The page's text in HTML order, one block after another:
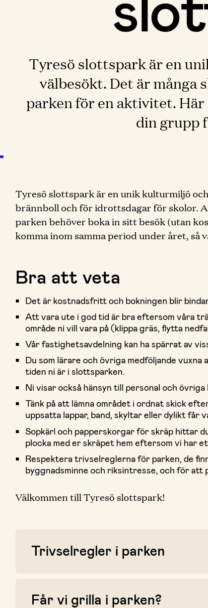
Tyresö slottspark är en
välbesökt. Det är många
parken för en aktivitet. Här
din grupp
Tyresö slottspark är en unik kulturmiljö
brännboll och för idrottsdagar för skolor.
parken behöver boka in sitt besök (utan
komma inom samma period under året, så
Bra att veta
Det är kostnadsfritt och bokningen blir
Att vara ute i god tid är bra eftersom våra
område ni vill vara på (klippa gräs, flytta
Vår fastighetsavdelning kan ha spärrat av
Du som lärare och övriga medföljande
tiden ni är i slottsparken.
Ni visar också hänsyn till personal och övriga
Tänk på att lämna området i ordnat skick
uppsatta lappar, band, skyltar eller dylikt får
Sopkärl och papperskorgar för skräp hittar
plocka med er skräpet hem eftersom vi har
Respektera trivselreglerna för parken, de
byggnadsminne och riksintresse, och för att
Välkommen till Tyresö slottspark!
Trivselregler i parken
Får vi grilla i parken?